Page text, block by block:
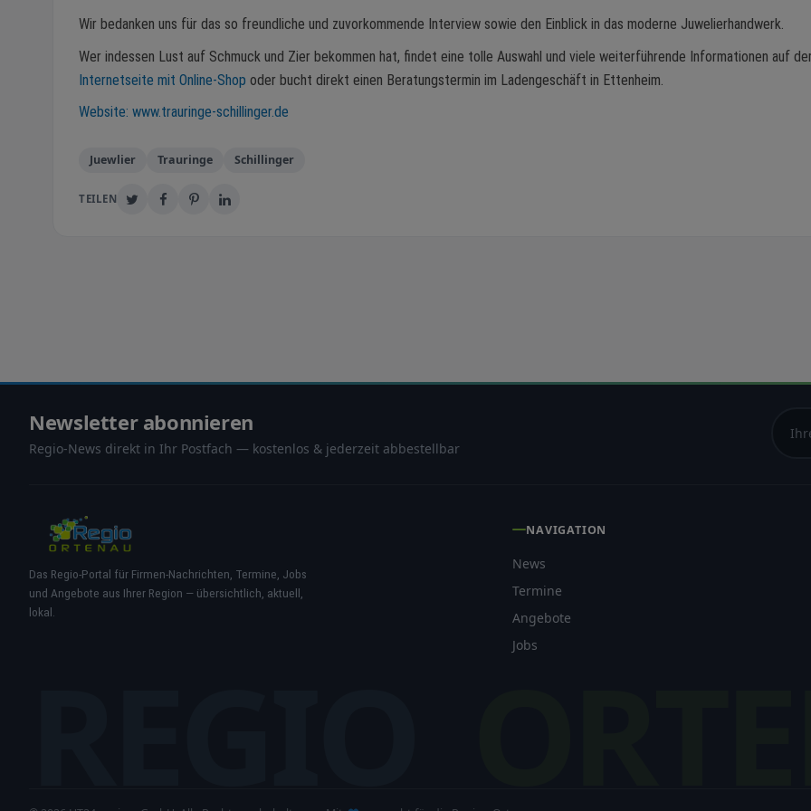
Wir bedanken uns für das so freundliche und zuvorkommende Interview sowie den Einblick in das moderne Juwelierhandwerk.
Wer indessen Lust auf Schmuck und Zier bekommen hat, findet eine tolle Auswahl und viele weiterführende Informationen auf
Internetseite mit Online-Shop oder bucht direkt einen Beratungstermin im Ladengeschäft in Ettenheim.
Website: www.trauringe-schillinger.de
Juewlier Trauringe Schillinger
TEILEN
Newsletter abonnieren
Regio-News direkt in Ihr Postfach — kostenlos & jederzeit abbestellbar
Das Regio-Portal für Firmen-Nachrichten, Termine, Jobs
und Angebote aus Ihrer Region — übersichtlich, aktuell,
lokal.
NAVIGATION
News
Termine
Angebote
Jobs